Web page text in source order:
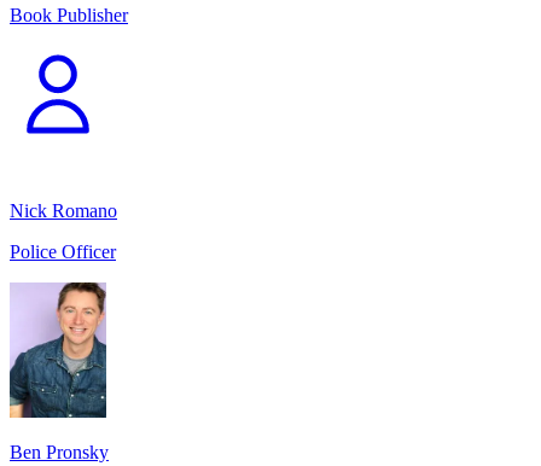
Book Publisher
Nick Romano
Police Officer
Ben Pronsky